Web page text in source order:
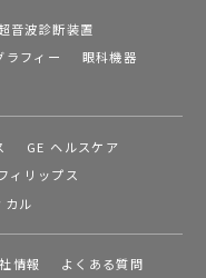
音波診断装置
ラフィー
眼科機器
GE ヘルスケア
ィリップス
カル
情報
よくある質問